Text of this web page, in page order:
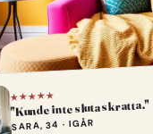
★★★★★
"Kunde inte sluta skratta."
SARA, 34 · IGÅR